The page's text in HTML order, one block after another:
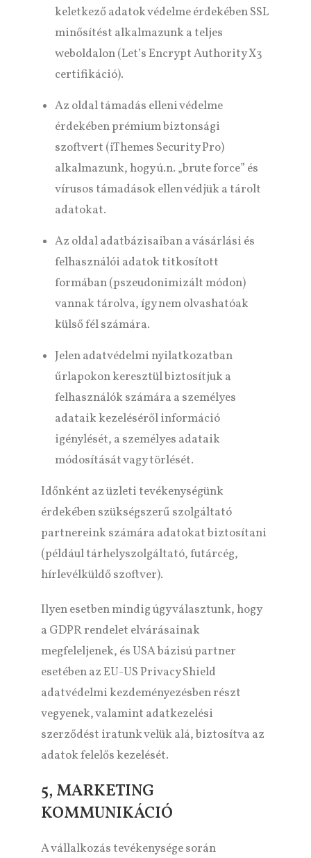
keletkező adatok védelme érdekében SSL
minősítést alkalmazunk a teljes
weboldalon (Let’s Encrypt Authority X3
certifikáció).
Az oldal támadás elleni védelme
érdekében prémium biztonsági
szoftvert (iThemes Security Pro)
alkalmazunk, hogy ú.n. „brute force” és
vírusos támadások ellen védjük a tárolt
adatokat.
Az oldal adatbázisaiban a vásárlási és
felhasználói adatok titkosított
formában (pszeudonimizált módon)
vannak tárolva, így nem olvashatóak
külső fél számára.
Jelen adatvédelmi nyilatkozatban
űrlapokon keresztül biztosítjuk a
felhasználók számára a személyes
adataik kezeléséről információ
igénylését, a személyes adataik
módosítását vagy törlését.
Időnként az üzleti tevékenységünk
érdekében szükségszerű szolgáltató
partnereink számára adatokat biztosítani
(például tárhelyszolgáltató, futárcég,
hírlevélküldő szoftver).
Ilyen esetben mindig úgy választunk, hogy
a GDPR rendelet elvárásainak
megfeleljenek, és USA bázisú partner
esetében az EU-US Privacy Shield
adatvédelmi kezdeményezésben részt
vegyenek, valamint adatkezelési
szerződést iratunk velük alá, biztosítva az
adatok felelős kezelését.
5, MARKETING
KOMMUNIKÁCIÓ
A vállalkozás tevékenysége során